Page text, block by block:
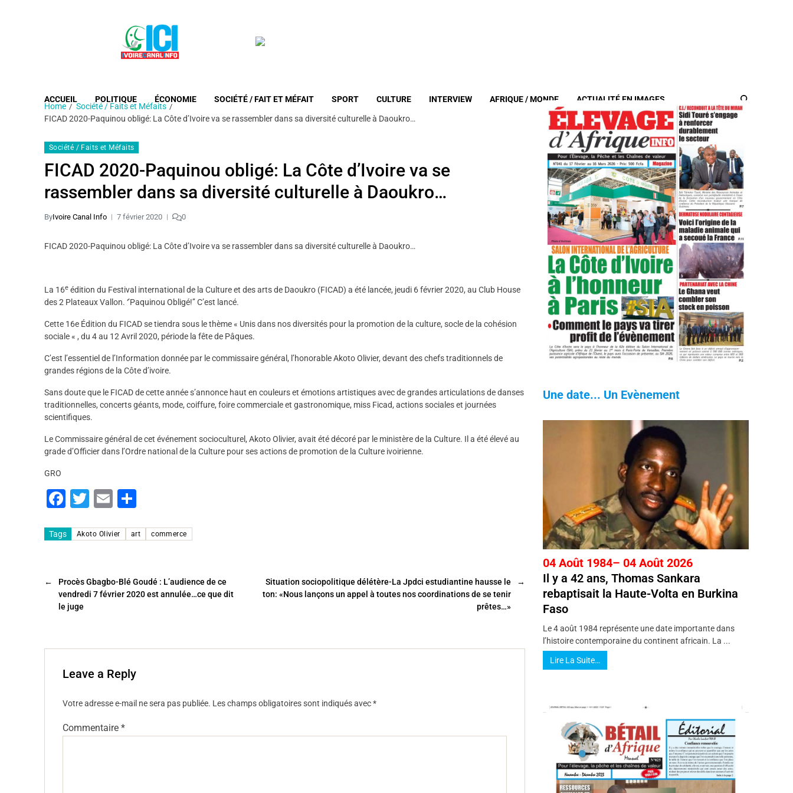
ACCUEIL POLITIQUE ÉCONOMIE SOCIÉTÉ / FAIT ET MÉFAIT SPORT CULTURE INTERVIEW AFRIQUE / MONDE ACTUALITÉ EN IMAGES
Home
Société / Faits et Méfaits
FICAD 2020-Paquinou obligé: La Côte d’Ivoire va se rassembler dans sa diversité culturelle à Daoukro…
Société / Faits et Méfaits
FICAD 2020-Paquinou obligé: La Côte d’Ivoire va se
rassembler dans sa diversité culturelle à Daoukro…
ByIvoire Canal Info 7 février 2020 0
FICAD 2020-Paquinou obligé: La Côte d’Ivoire va se rassembler dans sa diversité culturelle à Daoukro…
La 16e édition du Festival international de la Culture et des arts de Daoukro (FICAD) a été lancée, jeudi 6 février 2020, au Club House
des 2 Plateaux Vallon. ‘’Paquinou Obligé!’’ C’est lancé.
Cette 16e Édition du FICAD se tiendra sous le thème « Unis dans nos diversités pour la promotion de la culture, socle de la cohésion
sociale « , du 4 au 12 Avril 2020, période la fête de Pâques.
C’est l’essentiel de l’Information donnée par le commissaire général, l’honorable Akoto Olivier, devant des chefs traditionnels de
grandes régions de la Côte d’ivoire.
Sans doute que le FICAD de cette année s’annonce haut en couleurs et émotions artistiques avec de grandes articulations de danses
traditionnelles, concerts géants, mode, coiffure, foire commerciale et gastronomique, miss Ficad, actions sociales et journées
scientifiques.
Le Commissaire général de cet événement socioculturel, Akoto Olivier, avait été décoré par le ministère de la Culture. Il a été élevé au
grade d’Officier dans l’Ordre national de la Culture pour ses actions de promotion de la Culture ivoirienne.
GRO
F
c
b
o
o
T
tt
E
ai ta
er
Tags Akoto Olivier art commerce
←
Procès Gbagbo-Blé Goudé : L’audience de ce
vendredi 7 février 2020 est annulée…ce que dit
le juge
→
Situation sociopolitique délétère-La Jpdci estudiantine hausse le
ton: «Nous lançons un appel à toutes nos coordinations de se tenir
prêtes…»
Leave a Reply
Votre adresse e-mail ne sera pas publiée. Les champs obligatoires sont indiqués avec*
Commentaire *
Une date... Un Evènement
04 Août 1984– 04 Août 2026
Il y a 42 ans, Thomas Sankara
rebaptisait la Haute-Volta en Burkina
Faso
Le 4 août 1984 représente une date importante dans
l’histoire contemporaine du continent africain. La ...
Lire La Suite…